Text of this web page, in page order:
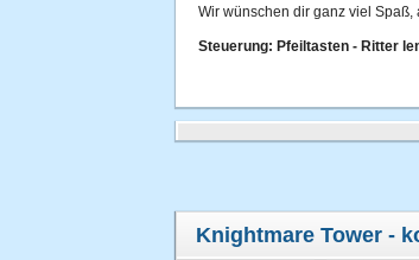
Wir wünschen dir ganz viel
Steuerung: Pfeiltasten - Ritter
Knightmare Tower -